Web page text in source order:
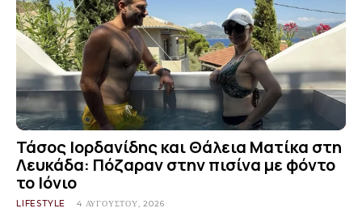
Τάσος Ιορδανίδης και Θάλεια Ματίκα στη
Λευκάδα: Πόζαραν στην πισίνα με φόντο
το Ιόνιο
LIFESTYLE 4 ΑΥΓΟΎΣΤΟΥ, 2026